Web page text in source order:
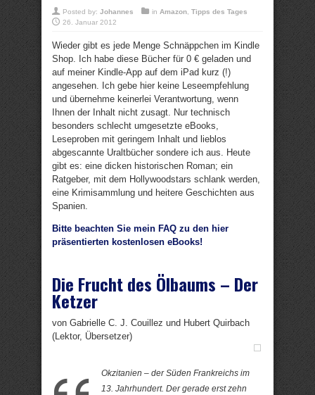
Posted by: Johannes in Amazon Tipps des Tages
26. Januar 2012
Wieder gibt es jede Menge Schnäppchen im Kindle
Shop. Ich habe diese Bücher für 0 € geladen und
auf meiner Kindle-App auf dem iPad kurz (!)
angesehen. Ich gebe hier keine Leseempfehlung
und übernehme keinerlei Verantwortung, wenn
Ihnen der Inhalt nicht zusagt. Nur technisch
besonders schlecht umgesetzte eBooks,
Leseproben mit geringem Inhalt und lieblos
abgescannte Uraltbücher sondere ich aus. Heute
gibt es: eine dicken historischen Roman; ein
Ratgeber, mit dem Hollywoodstars schlank werden,
eine Krimisammlung und heitere Geschichten aus
Spanien.
Bitte beachten Sie mein FAQ zu den hier
präsentierten kostenlosen eBooks!
Die Frucht des Ölbaums – Der
Ketzer
von Gabrielle C. J. Couillez und Hubert Quirbach
(Lektor, Übersetzer)
Okzitanien – der Süden Frankreichs im
13. Jahrhundert. Der gerade erst zehn